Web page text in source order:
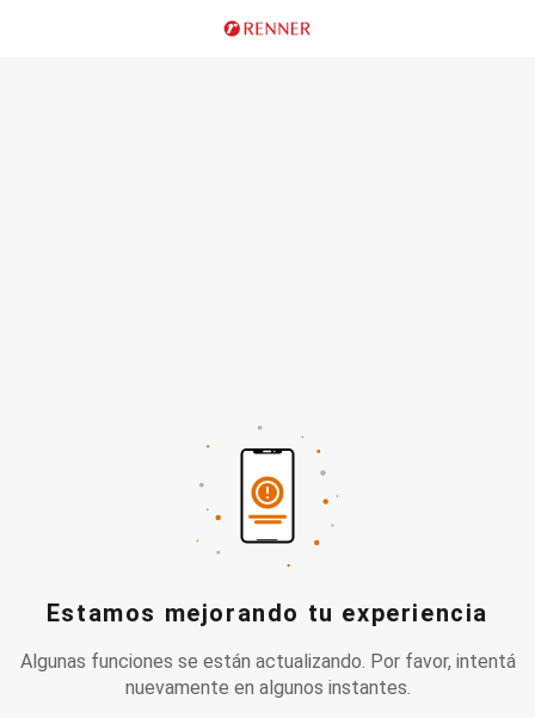
Estamos mejorando tu experiencia
Algunas funciones se están actualizando. Por favor, intentá
nuevamente en algunos instantes.